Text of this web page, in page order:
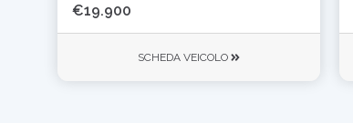
€19.900
SCHEDA VEICOLO